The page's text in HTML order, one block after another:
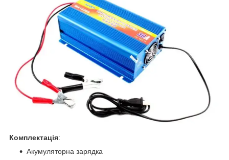
Комплектація:
Акумуляторна зарядка